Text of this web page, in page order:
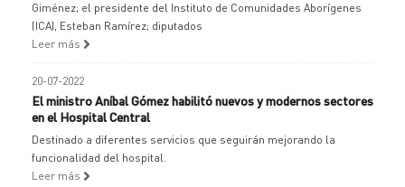
Giménez; el presidente del Instituto de Comunidades Aborígenes
(ICA), Esteban Ramírez; diputados
Leer más
20-07-2022
El ministro Aníbal Gómez habilitó nuevos y modernos sectores
en el Hospital Central
Destinado a diferentes servicios que seguirán mejorando la
funcionalidad del hospital.
Leer más